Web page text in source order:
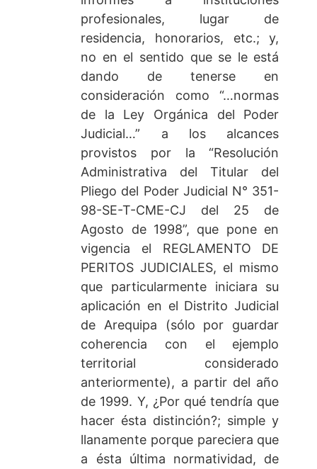
profesionales, lugar de
residencia, honorarios, etc.; y,
no en el sentido que se le está
dando de tenerse en
consideración como “…normas
de la Ley Orgánica del Poder
Judicial…” a los alcances
provistos por la “Resolución
Administrativa del Titular del
Pliego del Poder Judicial N° 351-
98-SE-T-CME-CJ del 25 de
Agosto de 1998”, que pone en
vigencia el REGLAMENTO DE
PERITOS JUDICIALES, el mismo
que particularmente iniciara su
aplicación en el Distrito Judicial
de Arequipa (sólo por guardar
coherencia con el ejemplo
territorial considerado
anteriormente), a partir del año
de 1999. Y, ¿Por qué tendría que
hacer ésta distinción?; simple y
llanamente porque pareciera que
a ésta última normatividad, de